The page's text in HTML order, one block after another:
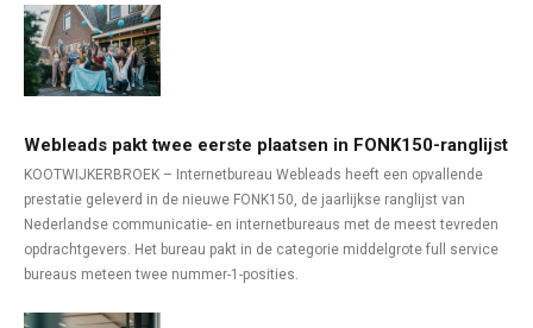
Webleads pakt twee eerste plaatsen in FONK150-ranglijst
KOOTWIJKERBROEK – Internetbureau Webleads heeft een opvallende
prestatie geleverd in de nieuwe FONK150, de jaarlijkse ranglijst van
Nederlandse communicatie- en internetbureaus met de meest tevreden
opdrachtgevers. Het bureau pakt in de categorie middelgrote full service
bureaus meteen twee nummer-1-posities.